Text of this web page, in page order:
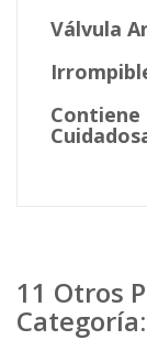
Válvula
11 Otros
Categoría: